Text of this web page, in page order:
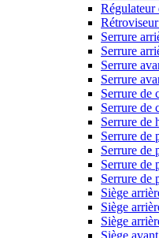
Régulateur
Serrure
Serrure
Serrure
Serrure
Serrure de
Serrure de
Serrure de
Serrure de
Serrure de
Serrure de
Serrure de
Siège
Siège
Siège
Siège